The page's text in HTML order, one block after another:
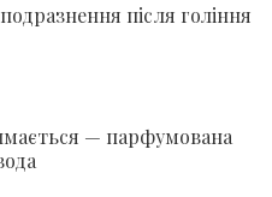
після гоління
— парфумована